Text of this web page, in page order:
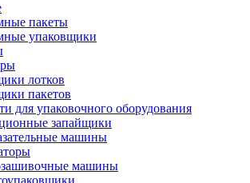
пакеты
упаковщики
лотков
пакетов
для упаковочного оборудования
запайщики
машины
машины